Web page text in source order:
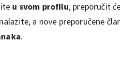
u svom profilu, preporučit
a nove preporučene
.